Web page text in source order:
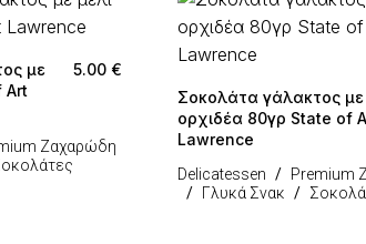
με
Art
5.00 €
Ζαχαρώδη
Σοκολάτα γάλακτος με
ορχιδέα 80γρ State of
Lawrence
Delicatessen
Premium
Γλυκά Σνακ